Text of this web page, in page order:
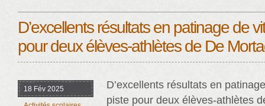
D’excellents résultats en patinage de
pour deux élèves-athlètes de De
18 Fév 2025
D’excellents résultats en
piste pour deux élèves-athlètes